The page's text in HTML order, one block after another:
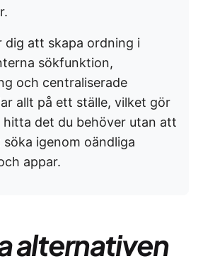
dig att skapa ordning i
sökfunktion,
och centraliserade
allt på ett ställe, vilket gör
det du behöver utan att
igenom oändliga
appar.
alternativen